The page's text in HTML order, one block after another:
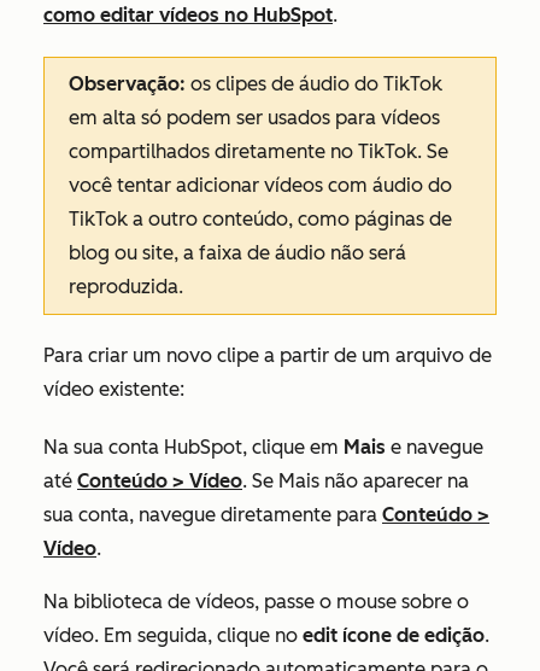
como editar vídeos no HubSpot.
Observação: os clipes de áudio do TikTok
em alta só podem ser usados para vídeos
compartilhados diretamente no TikTok. Se
você tentar adicionar vídeos com áudio do
TikTok a outro conteúdo, como páginas de
blog ou site, a faixa de áudio não será
reproduzida.
Para criar um novo clipe a partir de um arquivo de
vídeo existente:
Na sua conta HubSpot, clique em Mais e navegue
até Conteúdo > Vídeo. Se Mais não aparecer na
sua conta, navegue diretamente para Conteúdo >
Vídeo.​
Na biblioteca de vídeos, passe o mouse sobre o
vídeo. Em seguida, clique no edit ícone de edição.